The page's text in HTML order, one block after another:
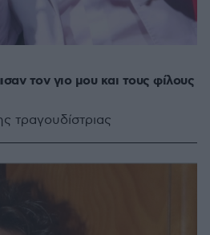
τον γιο μου και τους φίλους
τραγουδίστριας